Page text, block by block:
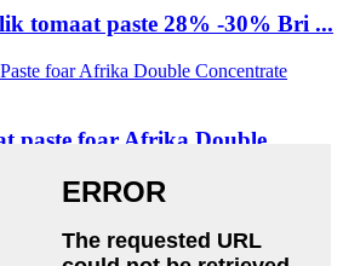
tomaat paste 28% -30% Bri ...
paste foar Afrika Double